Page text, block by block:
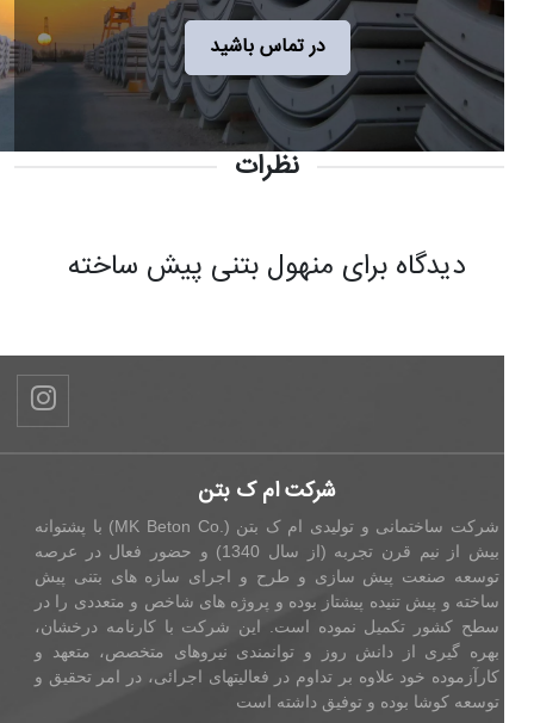
در تماس باشید
نظرات
دیدگاه برای منهول بتنی پیش ساخته
شرکت ام ک بتن
شرکت ساختمانی و تولیدی ام ک بتن (.MK Beton Co) با پشتوانه
بیش از نیم قرن تجربه (از سال 1340) و حضور فعال در عرصه
توسعه صنعت پیش سازی و طرح و اجرای سازه های بتنی پیش
ساخته و پیش تنیده پیشتاز بوده و پروژه های شاخص و متعددی را در
سطح کشور تکمیل نموده است. این شرکت با کارنامه درخشان،
بهره گیری از دانش روز و توانمندی نیروهای متخصص، متعهد و
کارآزموده خود علاوه بر تداوم در فعالیتهای اجرائی، در امر تحقیق و
توسعه کوشا بوده و توفیق داشته است